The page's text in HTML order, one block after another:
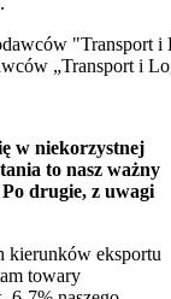
„Transport i
w niekorzystnej
to nasz ważny
drugie, z uwagi
kierunków eksportu
towary